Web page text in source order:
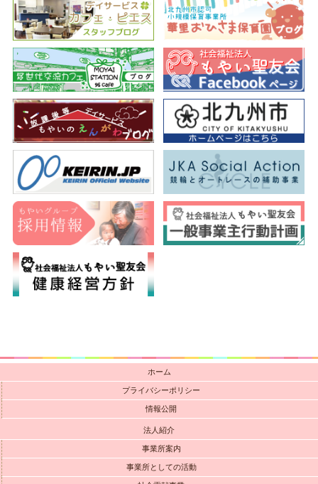
ホーム
プライバシーポリシー
情報公開
法人紹介
事業所案内
事業所としての活動